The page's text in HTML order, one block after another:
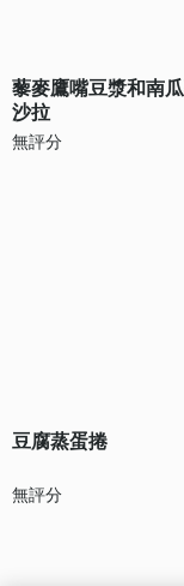
藜麥鷹嘴豆漿和南
沙拉
無評分
豆腐蒸蛋捲
無評分